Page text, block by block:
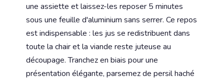
une assiette et laissez-les reposer 5 minutes
sous une feuille d'aluminium sans serrer. Ce repos
est indispensable : les jus se redistribuent dans
toute la chair et la viande reste juteuse au
découpage. Tranchez en biais pour une
présentation élégante, parsemez de persil haché